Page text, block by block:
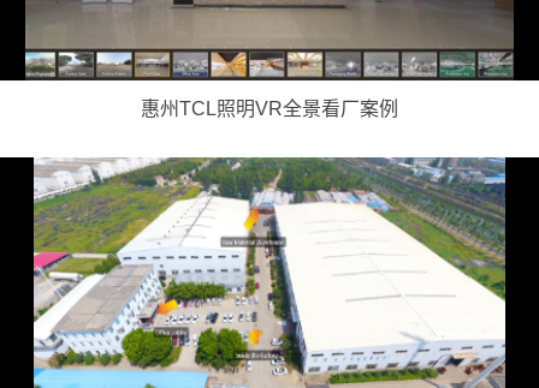
惠州TCL照明VR全景看厂案例